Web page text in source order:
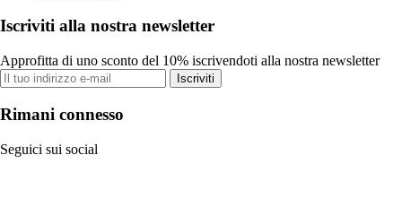
Iscriviti alla nostra newsletter
Approfitta di uno sconto del 10% iscrivendoti alla nostra newsletter
Iscriviti
Rimani connesso
Seguici sui social